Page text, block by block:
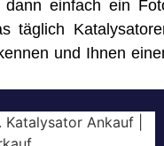
einfach ein
täglich
und Ihnen